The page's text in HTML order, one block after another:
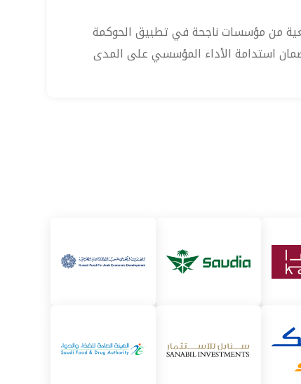
من مؤسسات ناجحة في تطبيق الحوكمة
استدامة الأداء المؤسسي على المدى